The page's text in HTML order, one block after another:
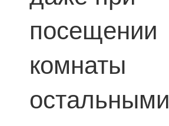
посещении
комнаты
остальными